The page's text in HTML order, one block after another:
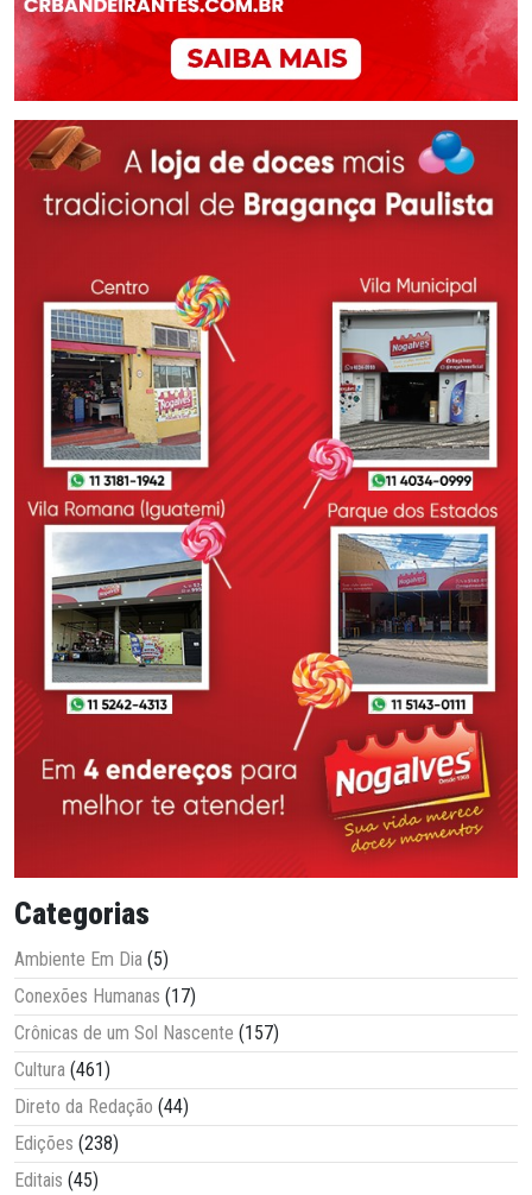
Categorias
Ambiente Em Dia (5)
Conexões Humanas (17)
Crônicas de um Sol Nascente (157)
Cultura (461)
Direto da Redação (44)
Edições (238)
Editais (45)